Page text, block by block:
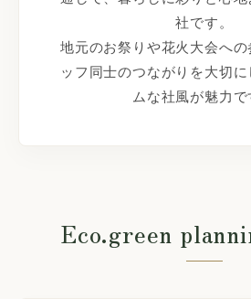
社です。
地元のお祭りや花火大会への
ッフ同士のつながりを大切
ムな社風が魅力で
Eco.green